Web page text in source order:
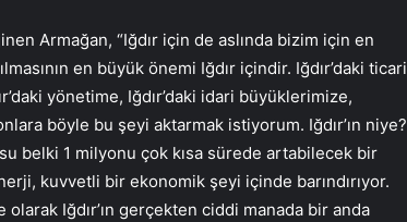
Armağan, “Iğdır için de aslında bizim için en
en büyük önemi Iğdır içindir. Iğdır’daki ticari
yönetime, Iğdır’daki idari büyüklerimize,
böyle bu şeyi aktarmak istiyorum. Iğdır’ın niye?
belki 1 milyonu çok kısa sürede artabilecek bir
kuvvetli bir ekonomik şeyi içinde barındırıyor.
olarak Iğdır’ın gerçekten ciddi manada bir anda